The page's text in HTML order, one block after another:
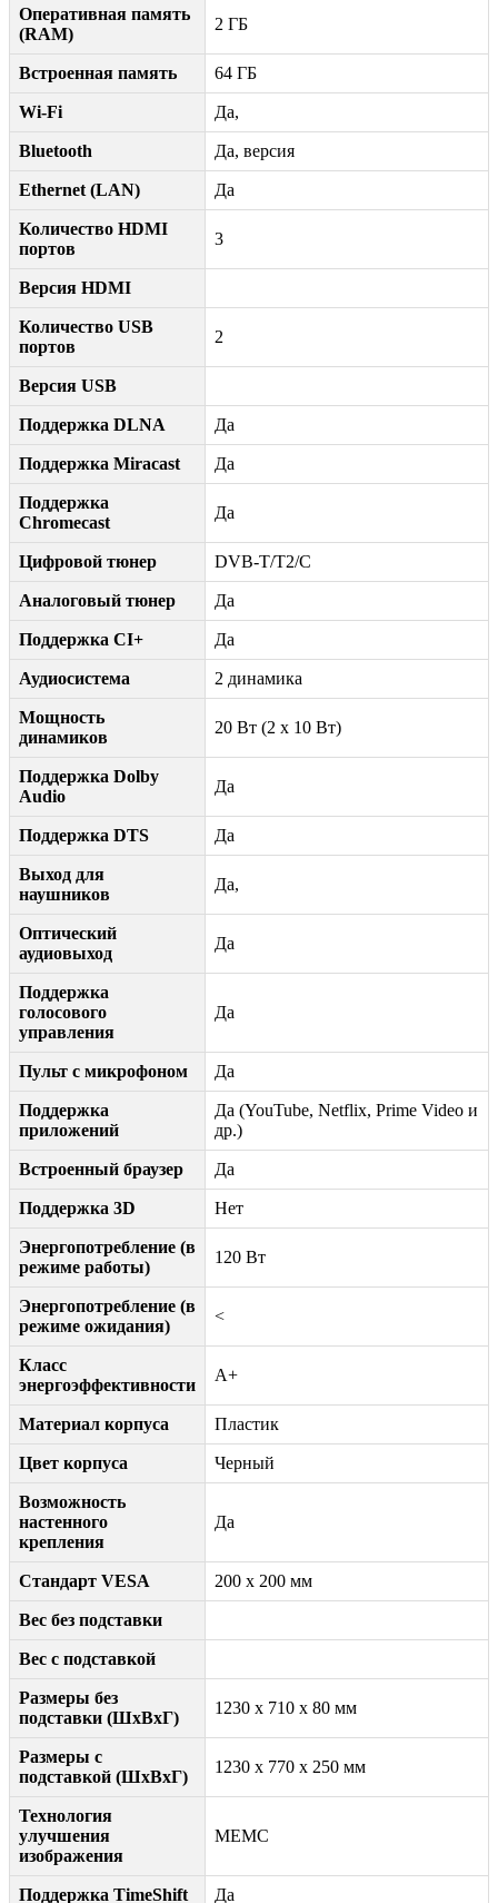
Оперативная память
(RAM)
2 ГБ
Встроенная память 64 ГБ
Wi-Fi Да,
Bluetooth Да, версия
Ethernet (LAN) Да
Количество HDMI
портов
3
Версия HDMI
Количество USB
портов
2
Версия USB
Поддержка DLNA Да
Поддержка Miracast Да
Поддержка
Chromecast
Да
Цифровой тюнер DVB-T/T2/C
Аналоговый тюнер Да
Поддержка CI+ Да
Аудиосистема 2 динамика
Мощность
динамиков
20 Вт (2 x 10 Вт)
Поддержка Dolby
Audio
Да
Поддержка DTS Да
Выход для
наушников
Да,
Оптический
аудиовыход
Да
Поддержка
голосового
управления
Да
Пульт с микрофоном Да
Поддержка
приложений
Да (YouTube, Netflix, Prime Video и
др.)
Встроенный браузер Да
Поддержка 3D Нет
Энергопотребление (в
режиме работы)
120 Вт
Энергопотребление (в
режиме ожидания)
<
Класс
энергоэффективности
A+
Материал корпуса Пластик
Цвет корпуса Черный
Возможность
настенного
крепления
Да
Стандарт VESA 200 x 200 мм
Вес без подставки
Вес с подставкой
Размеры без
подставки (ШxВxГ)
1230 x 710 x 80 мм
Размеры с
подставкой (ШxВxГ)
1230 x 770 x 250 мм
Технология
улучшения
изображения
MEMC
Поддержка TimeShift Да